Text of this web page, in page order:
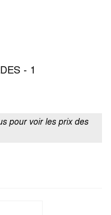
- 1
pour voir les prix des